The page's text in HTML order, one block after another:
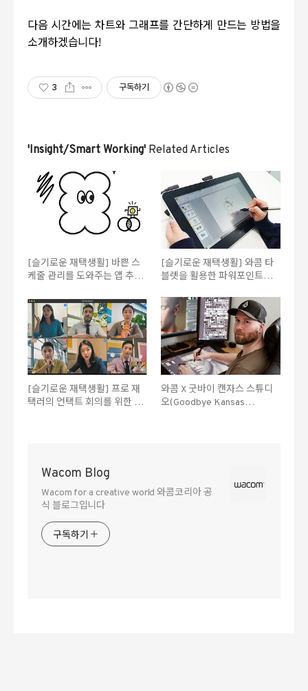
다음 시간에는 차트와 그래프를 간단하게 만드는 방법을
소개하겠습니다!
3 구독하기
'Insight/Smart Working' Related Articles
[슬기로운 재택생활] 바쁜 스
케줄 관리를 도와주는 앱 추천
[슬기로운 재택생활] 와콤 타
블렛을 활용한 파워포인트
[슬기로운 재택생활] 프로 재
택러의 언택트 회의를 위한 화
와콤 X 굿바이 캔자스 스튜디
오(Goodbye Kansas
Wacom Blog
Wacom for a creative world 와콤코리아 공
식 블로그입니다
구독하기